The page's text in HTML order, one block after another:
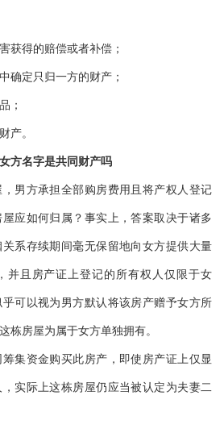
获得的赔偿或者补偿；
确定只归一方的财产；
；
产。
方名字是共同财产吗
男方承担全部购房费用且将产权人登记
应如何归属？事实上，答案取决于诸多
系存续期间毫无保留地向女方提供大量
并且房产证上登记的所有权人仅限于女
可以视为男方默认将该房产赠予女方所
栋房屋为属于女方单独拥有。
集资金购买此房产，即使房产证上仅显
实际上这栋房屋仍应当被认定为夫妻二